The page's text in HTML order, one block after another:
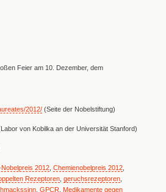
Feier am 10. Dezember, dem
2012/(Seite der Nobelstiftung)
von Kobilka an der Universität Stanford)
2012, Chemienobelpreis 2012,
Rezeptoren, geruchsrezeptoren,
, GPCR, Medikamente gegen